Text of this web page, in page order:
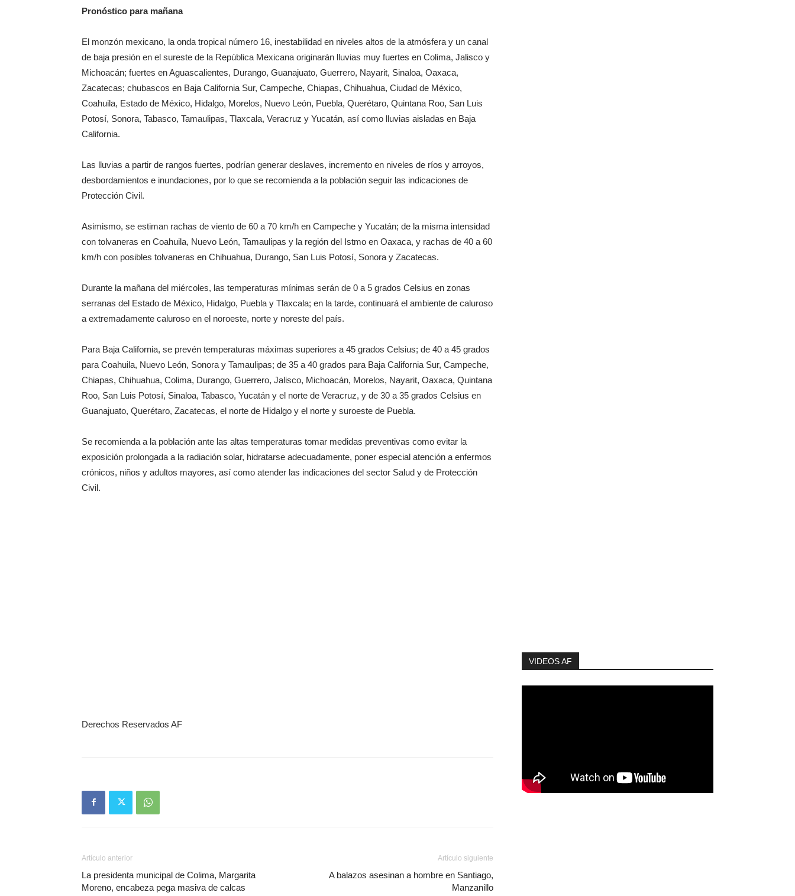
Pronóstico para mañana
El monzón mexicano, la onda tropical número 16, inestabilidad en niveles altos de la atmósfera y un canal
de baja presión en el sureste de la República Mexicana originarán lluvias muy fuertes en Colima, Jalisco y
Michoacán; fuertes en Aguascalientes, Durango, Guanajuato, Guerrero, Nayarit, Sinaloa, Oaxaca,
Zacatecas; chubascos en Baja California Sur, Campeche, Chiapas, Chihuahua, Ciudad de México,
Coahuila, Estado de México, Hidalgo, Morelos, Nuevo León, Puebla, Querétaro, Quintana Roo, San Luis
Potosí, Sonora, Tabasco, Tamaulipas, Tlaxcala, Veracruz y Yucatán, así como lluvias aisladas en Baja
California.
Las lluvias a partir de rangos fuertes, podrían generar deslaves, incremento en niveles de ríos y arroyos,
desbordamientos e inundaciones, por lo que se recomienda a la población seguir las indicaciones de
Protección Civil.
Asimismo, se estiman rachas de viento de 60 a 70 km/h en Campeche y Yucatán; de la misma intensidad
con tolvaneras en Coahuila, Nuevo León, Tamaulipas y la región del Istmo en Oaxaca, y rachas de 40 a 60
km/h con posibles tolvaneras en Chihuahua, Durango, San Luis Potosí, Sonora y Zacatecas.
Durante la mañana del miércoles, las temperaturas mínimas serán de 0 a 5 grados Celsius en zonas
serranas del Estado de México, Hidalgo, Puebla y Tlaxcala; en la tarde, continuará el ambiente de caluroso
a extremadamente caluroso en el noroeste, norte y noreste del país.
Para Baja California, se prevén temperaturas máximas superiores a 45 grados Celsius; de 40 a 45 grados
para Coahuila, Nuevo León, Sonora y Tamaulipas; de 35 a 40 grados para Baja California Sur, Campeche,
Chiapas, Chihuahua, Colima, Durango, Guerrero, Jalisco, Michoacán, Morelos, Nayarit, Oaxaca, Quintana
Roo, San Luis Potosí, Sinaloa, Tabasco, Yucatán y el norte de Veracruz, y de 30 a 35 grados Celsius en
Guanajuato, Querétaro, Zacatecas, el norte de Hidalgo y el norte y suroeste de Puebla.
Se recomienda a la población ante las altas temperaturas tomar medidas preventivas como evitar la
exposición prolongada a la radiación solar, hidratarse adecuadamente, poner especial atención a enfermos
crónicos, niños y adultos mayores, así como atender las indicaciones del sector Salud y de Protección
Civil.
Derechos Reservados AF
Artículo anterior
La presidenta municipal de Colima, Margarita
Moreno, encabeza pega masiva de calcas
Artículo siguiente
A balazos asesinan a hombre en Santiago,
Manzanillo
VIDEOS AF